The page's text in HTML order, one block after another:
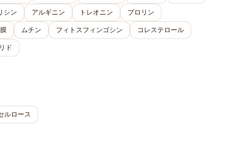
シン アルギニン トレオニン プロリン
ムチン フィトスフィンゴシン コレステロール
ド
ルロース